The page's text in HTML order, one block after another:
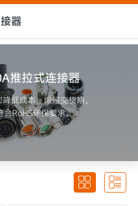
器
推拉式连接器
低成本、缩短交货期。
合RoHS环保要求。
 